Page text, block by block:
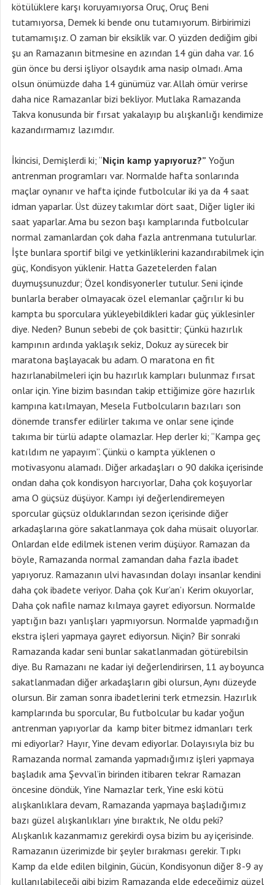
kötülüklere karşı koruyamıyorsa Oruç, Oruç Beni
tutamıyorsa, Demek ki bende onu tutamıyorum. Birbirimizi
tutamamışız. O zaman bir eksiklik var. O yüzden dediğim gibi
şu an Ramazanın bitmesine en azından 14 gün daha var. 16
gün önce bu dersi işliyor olsaydık ama nasip olmadı. Ama
olsun önümüzde daha 14 günümüz var. Allah ömür verirse
daha nice Ramazanlar bizi bekliyor. Mutlaka Ramazanda
Takva konusunda bir fırsat yakalayıp bu alışkanlığı kendimize
kazandırmamız lazımdır.
İkincisi, Demişlerdi ki; “Niçin kamp yapıyoruz?” Yoğun
antrenman programları var. Normalde hafta sonlarında
maçlar oynanır ve hafta içinde futbolcular iki ya da 4 saat
idman yaparlar. Üst düzey takımlar dört saat, Diğer ligler iki
saat yaparlar. Ama bu sezon başı kamplarında futbolcular
normal zamanlardan çok daha fazla antrenmana tutulurlar.
İşte bunlara sportif bilgi ve yetkinliklerini kazandırabilmek için
güç, Kondisyon yüklenir. Hatta Gazetelerden falan
duymuşsunuzdur; Özel kondisyonerler tutulur. Seni içinde
bunlarla beraber olmayacak özel elemanlar çağrılır ki bu
kampta bu sporculara yükleyebildikleri kadar güç yüklesinler
diye. Neden? Bunun sebebi de çok basittir; Çünkü hazırlık
kampının ardında yaklaşık sekiz, Dokuz ay sürecek bir
maratona başlayacak bu adam. O maratona en fit
hazırlanabilmeleri için bu hazırlık kampları bulunmaz fırsat
onlar için. Yine bizim basından takip ettiğimize göre hazırlık
kampına katılmayan, Mesela Futbolcuların bazıları son
dönemde transfer edilirler takıma ve onlar sene içinde
takıma bir türlü adapte olamazlar. Hep derler ki; “Kampa geç
katıldım ne yapayım”. Çünkü o kampta yüklenen o
motivasyonu alamadı. Diğer arkadaşları o 90 dakika içerisinde
ondan daha çok kondisyon harcıyorlar, Daha çok koşuyorlar
ama O güçsüz düşüyor. Kampı iyi değerlendiremeyen
sporcular güçsüz olduklarından sezon içerisinde diğer
arkadaşlarına göre sakatlanmaya çok daha müsait oluyorlar.
Onlardan elde edilmek istenen verim düşüyor. Ramazan da
böyle, Ramazanda normal zamandan daha fazla ibadet
yapıyoruz. Ramazanın ulvi havasından dolayı insanlar kendini
daha çok ibadete veriyor. Daha çok Kur’an’ı Kerim okuyorlar,
Daha çok nafile namaz kılmaya gayret ediyorsun. Normalde
yaptığın bazı yanlışları yapmıyorsun. Normalde yapmadığın
ekstra işleri yapmaya gayret ediyorsun. Niçin? Bir sonraki
Ramazanda kadar seni bunlar sakatlanmadan götürebilsin
diye. Bu Ramazanı ne kadar iyi değerlendirirsen, 11 ay boyunca
sakatlanmadan diğer arkadaşların gibi olursun, Aynı düzeyde
olursun. Bir zaman sonra ibadetlerini terk etmezsin. Hazırlık
kamplarında bu sporcular, Bu futbolcular bu kadar yoğun
antrenman yapıyorlar da kamp biter bitmez idmanları terk
mi ediyorlar? Hayır, Yine devam ediyorlar. Dolayısıyla biz bu
Ramazanda normal zamanda yapmadığımız işleri yapmaya
başladık ama Şevval’in birinden itibaren tekrar Ramazan
öncesine döndük, Yine Namazlar terk, Yine eski kötü
alışkanlıklara devam, Ramazanda yapmaya başladığımız
bazı güzel alışkanlıkları yine bıraktık, Ne oldu peki?
Alışkanlık kazanmamız gerekirdi oysa bizim bu ay içerisinde.
Ramazanın üzerimizde bir şeyler bırakması gerekir. Tıpkı
Kamp da elde edilen bilginin, Gücün, Kondisyonun diğer 8-9 ay
kullanılabileceği gibi bizim Ramazanda elde edeceğimiz güzel